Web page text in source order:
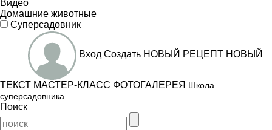
Видео
Домашние животные
Суперсадовник
Вход Создать НОВЫЙ РЕЦЕПТ НОВЫЙ
ТЕКСТ МАСТЕР-КЛАСС ФОТОГАЛЕРЕЯ Школа
суперсадовника
Поиск